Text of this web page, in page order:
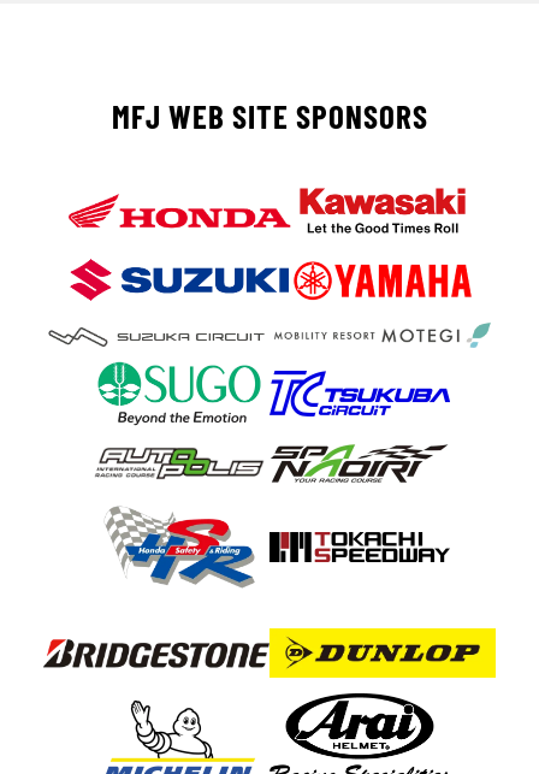
MFJ WEB SITE SPONSORS